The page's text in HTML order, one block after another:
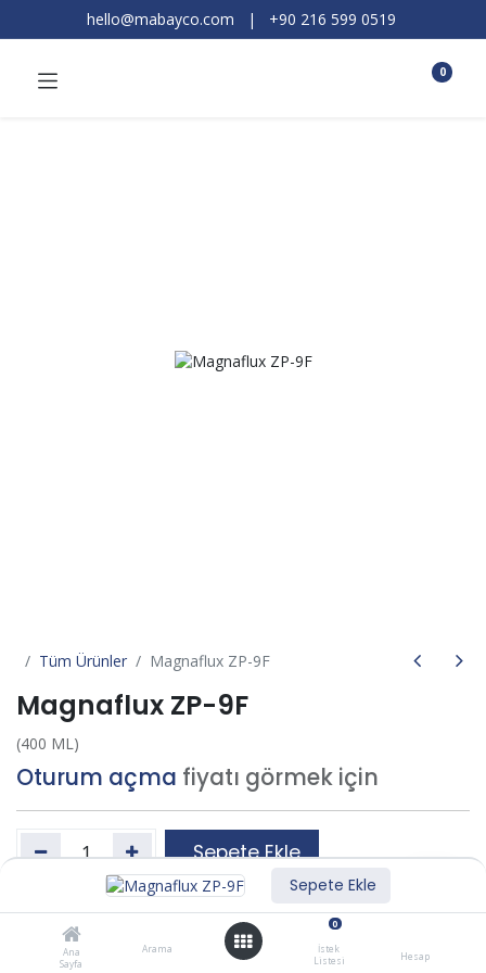
Sepete Ekle
Ana
Sayfa
Arama
0
İstek
Listesi
Hesap
hello@mabayco.com | +90 216 599 0519​
0
Tüm Ürünler Magnaflux ZP-9F
Magnaflux ZP-9F
(400 ML)
Oturum açma fiyatı görmek için
Sepete Ekle
İstek listesine ekle